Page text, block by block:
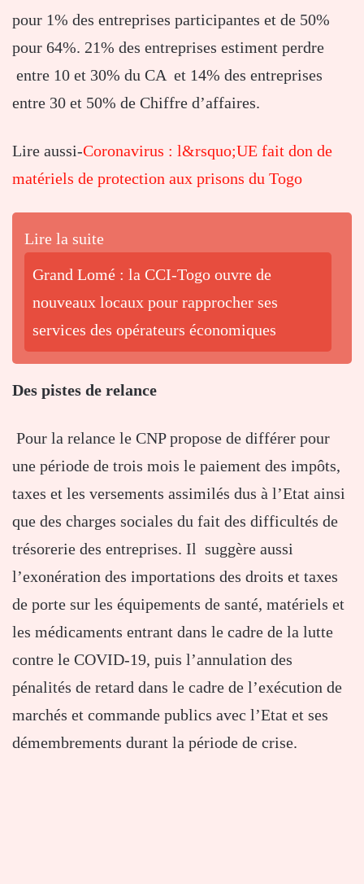
pour 1% des entreprises participantes et de 50%
pour 64%. 21% des entreprises estiment perdre
entre 10 et 30% du CA et 14% des entreprises
entre 30 et 50% de Chiffre d’affaires.
Lire aussi-Coronavirus : l&rsquo;UE fait don de
matériels de protection aux prisons du Togo
Lire la suite
Grand Lomé : la CCI-Togo ouvre de
nouveaux locaux pour rapprocher ses
services des opérateurs économiques
Des pistes de relance
Pour la relance le CNP propose de différer pour
une période de trois mois le paiement des impôts,
taxes et les versements assimilés dus à l’Etat ainsi
que des charges sociales du fait des difficultés de
trésorerie des entreprises. Il suggère aussi
l’exonération des importations des droits et taxes
de porte sur les équipements de santé, matériels et
les médicaments entrant dans le cadre de la lutte
contre le COVID-19, puis l’annulation des
pénalités de retard dans le cadre de l’exécution de
marchés et commande publics avec l’Etat et ses
démembrements durant la période de crise.